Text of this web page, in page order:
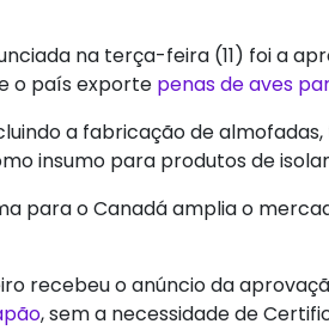
na terça-feira (11) foi a
o país exporte penas de aves
a fabricação de
insumo para produtos de
para o Canadá amplia o
recebeu o anúncio da
, sem a necessidade de